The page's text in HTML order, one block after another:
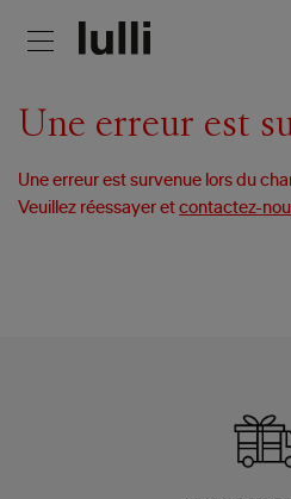
Une erreur est
Une erreur est survenue lors du
Veuillez réessayer etcontactez-